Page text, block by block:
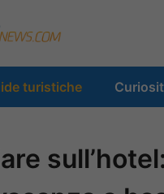
turistiche